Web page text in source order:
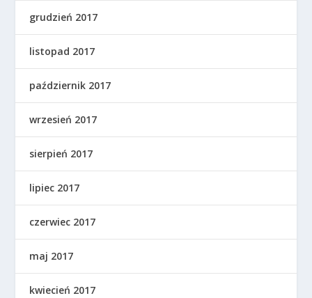
grudzień 2017
listopad 2017
październik 2017
wrzesień 2017
sierpień 2017
lipiec 2017
czerwiec 2017
maj 2017
kwiecień 2017